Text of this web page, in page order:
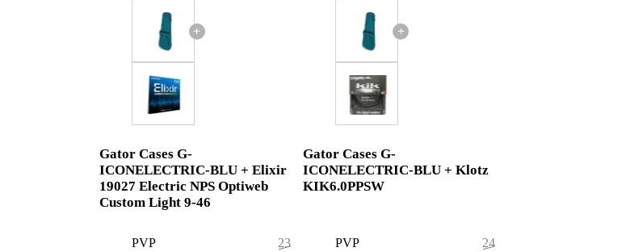
+
Gator Cases G-
ICONELECTRIC-BLU + Elixir
19027 Electric NPS Optiweb
Custom Light 9-46
PVP
235,65 €
+
Gator Cases G-
ICONELECTRIC-BLU + Klotz
KIK6.0PPSW
PVP
245,25 €